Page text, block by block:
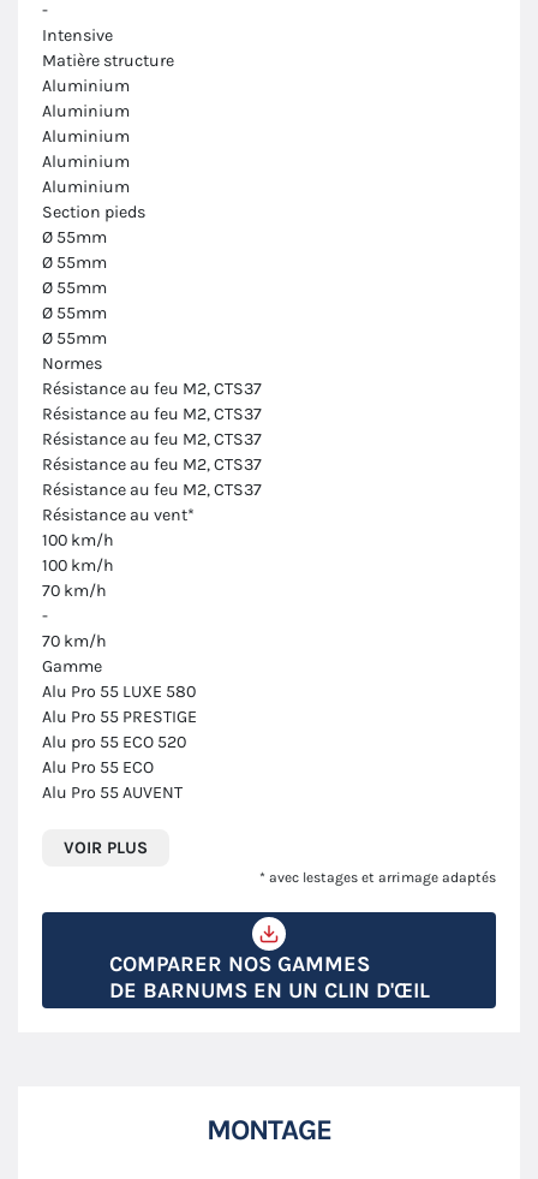
-
Intensive
Matière structure
Aluminium
Aluminium
Aluminium
Aluminium
Aluminium
Section pieds
Ø 55mm
Ø 55mm
Ø 55mm
Ø 55mm
Ø 55mm
Normes
Résistance au feu M2, CTS37
Résistance au feu M2, CTS37
Résistance au feu M2, CTS37
Résistance au feu M2, CTS37
Résistance au feu M2, CTS37
Résistance au vent*
100 km/h
100 km/h
70 km/h
-
70 km/h
Gamme
Alu Pro 55 LUXE 580
Alu Pro 55 PRESTIGE
Alu pro 55 ECO 520
Alu Pro 55 ECO
Alu Pro 55 AUVENT
VOIR PLUS
* avec lestages et arrimage adaptés
COMPARER NOS GAMMES
DE BARNUMS EN UN CLIN D'ŒIL
MONTAGE